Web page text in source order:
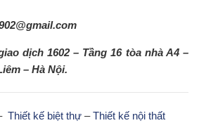
dịch 1602 – Tầng 16 tòa nhà A4 –
– Hà Nội.
Thiết kế biệt thự –Thiết kế nội thất